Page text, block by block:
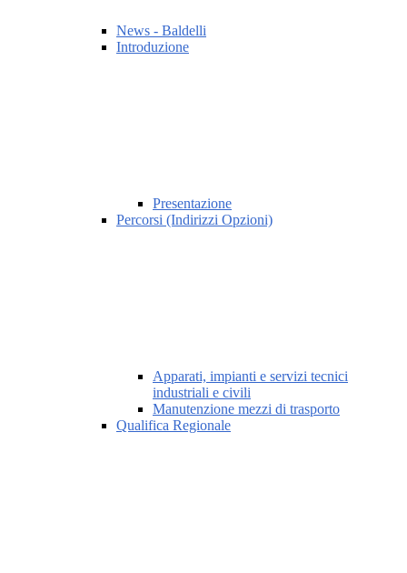
News - Baldelli
Introduzione
Presentazione
Percorsi (Indirizzi Opzioni)
Apparati, impianti e servizi tecnici
industriali e civili
Manutenzione mezzi di trasporto
Qualifica Regionale